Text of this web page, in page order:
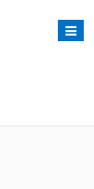
Toggle